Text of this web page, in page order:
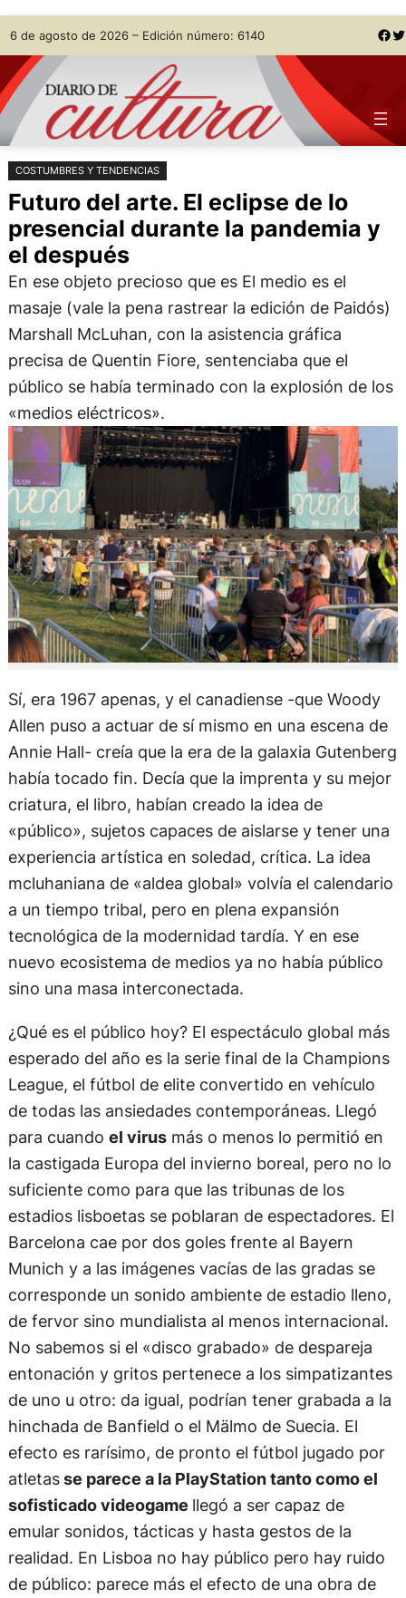
Saltar
al
contenido
Skip
to
content
6 de agosto de 2026 – Edición número: 6140 Facebook Twitter
COSTUMBRES Y TENDENCIAS
Futuro del arte. El eclipse de lo
presencial durante la pandemia y
el después
En ese objeto precioso que es El medio es el
masaje (vale la pena rastrear la edición de Paidós)
Marshall McLuhan, con la asistencia gráfica
precisa de Quentin Fiore, sentenciaba que el
público se había terminado con la explosión de los
«medios eléctricos».
Sí, era 1967 apenas, y el canadiense -que Woody
Allen puso a actuar de sí mismo en una escena de
Annie Hall- creía que la era de la galaxia Gutenberg
había tocado fin. Decía que la imprenta y su mejor
criatura, el libro, habían creado la idea de
«público», sujetos capaces de aislarse y tener una
experiencia artística en soledad, crítica. La idea
mcluhaniana de «aldea global» volvía el calendario
a un tiempo tribal, pero en plena expansión
tecnológica de la modernidad tardía. Y en ese
nuevo ecosistema de medios ya no había público
sino una masa interconectada.
¿Qué es el público hoy? El espectáculo global más
esperado del año es la serie final de la Champions
League, el fútbol de elite convertido en vehículo
de todas las ansiedades contemporáneas. Llegó
para cuando el virusmás o menos lo permitió en
la castigada Europa del invierno boreal, pero no lo
suficiente como para que las tribunas de los
estadios lisboetas se poblaran de espectadores. El
Barcelona cae por dos goles frente al Bayern
Munich y a las imágenes vacías de las gradas se
corresponde un sonido ambiente de estadio lleno,
de fervor sino mundialista al menos internacional.
No sabemos si el «disco grabado» de despareja
entonación y gritos pertenece a los simpatizantes
de uno u otro: da igual, podrían tener grabada a la
hinchada de Banfield o el Mälmo de Suecia. El
efecto es rarísimo, de pronto el fútbol jugado por
atletasse parece a la PlayStation tanto como el
sofisticado videogame llegó a ser capaz de
emular sonidos, tácticas y hasta gestos de la
realidad. En Lisboa no hay público pero hay ruido
de público: parece más el efecto de una obra de